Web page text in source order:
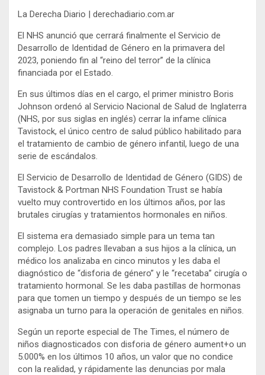
La Derecha Diario | derechadiario.com.ar
El NHS anunció que cerrará finalmente el Servicio de
Desarrollo de Identidad de Género en la primavera del
2023, poniendo fin al “reino del terror” de la clínica
financiada por el Estado.
En sus últimos días en el cargo, el primer ministro Boris
Johnson ordenó al Servicio Nacional de Salud de Inglaterra
(NHS, por sus siglas en inglés) cerrar la infame clínica
Tavistock, el único centro de salud público habilitado para
el tratamiento de cambio de género infantil, luego de una
serie de escándalos.
El Servicio de Desarrollo de Identidad de Género (GIDS) de
Tavistock & Portman NHS Foundation Trust se había
vuelto muy controvertido en los últimos años, por las
brutales cirugías y tratamientos hormonales en niños.
El sistema era demasiado simple para un tema tan
complejo. Los padres llevaban a sus hijos a la clínica, un
médico los analizaba en cinco minutos y les daba el
diagnóstico de “disforia de género” y le “recetaba” cirugía o
tratamiento hormonal. Se les daba pastillas de hormonas
para que tomen un tiempo y después de un tiempo se les
asignaba un turno para la operación de genitales en niños.
Según un reporte especial de The Times, el número de
niños diagnosticados con disforia de género aument+o un
5.000% en los últimos 10 años, un valor que no condice
con la realidad, y rápidamente las denuncias por mala